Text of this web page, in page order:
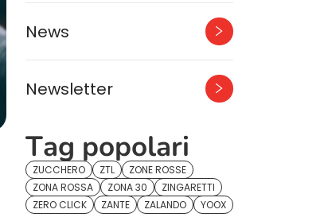
News
Newsletter
Tag popolari
ZUCCHERO ZTL
ZONE ROSSE
ZONA ROSSA
ZONA 30
ZINGARETTI
ZERO CLICK
ZANTE ZALANDO YOOX